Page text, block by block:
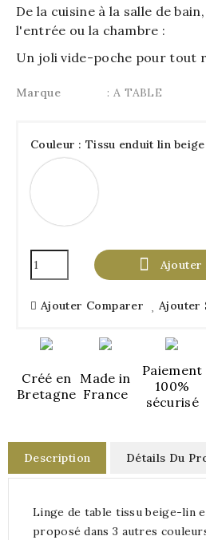
De la cuisine à la salle de
l'entrée ou la chambre :
Un joli vide-poche pour tout
Marque : A TABLE
Couleur : Tissu enduit lin
beige
 Ajouter
Ajouter Comparer Ajouter
Créé en
Bretagne
Made in
France
Paiement
100%
sécurisé
Description Détails Du
Linge de table tissu beige-lin
proposé dans 3 autres